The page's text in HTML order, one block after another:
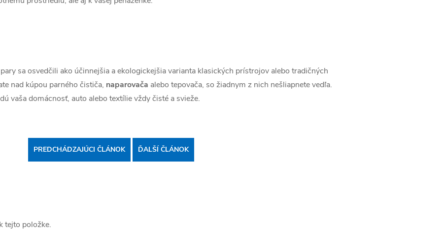
sa osvedčili ako účinnejšia a ekologickejšia varianta klasických prístrojov alebo tradičných
nad kúpou parného čističa, naparovača alebo tepovača, so žiadnym z nich nešliapnete vedľa.
vaša domácnosť, auto alebo textílie vždy čisté a svieže.
PREDCHÁDZAJÚCI ČLÁNOK ĎALŠÍ ČLÁNOK
tejto položke.